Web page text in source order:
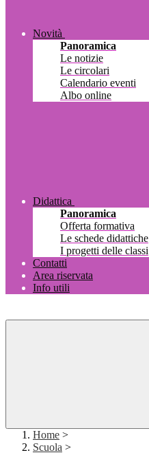
Novità
Panoramica
Le notizie
Le circolari
Calendario eventi
Albo online
Didattica
Panoramica
Offerta formativa
Le schede didattiche
I progetti delle classi
Contatti
Area riservata
Info utili
Home >
Scuola >